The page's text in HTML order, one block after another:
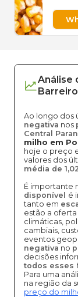
Análise
Barreiro
Ao longo dos
negativa nos
Central
milho em
hoje o preço
valores dos
média de
É importante
disponível é
tanto em
estão a
climáticas,
cambiais,
eventos
negativa no
decisões
todos esses
Para uma
na região da
preço do